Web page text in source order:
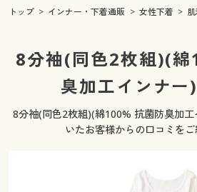
レディースファッション
女性下着
インナー・下着通販すべて
女性下着
メンズ下着
ジュニア・ティーンズ下着
メンズ
メンズ通販すべて
メンズファッション
メンズ下着
家電・雑貨
家電・雑貨すべて
寝具・インテリア・家具
寝具・インテリア・家具通販すべて
美容・健康
ジュニア・ティーンズ下着
メンズ下着
キッチン・雑貨・日用品
寝具・インテリア・家具通販すべて
家具・収納
美容・健康
美容・健康通販すべて
制服・スクール
トップ インナー・下着通販 女性下着
8分袖(同色2枚組)(
臭加工インナー
8分袖(同色2枚組)(綿100% 抗菌防臭加
いたお客様からの口コミをご